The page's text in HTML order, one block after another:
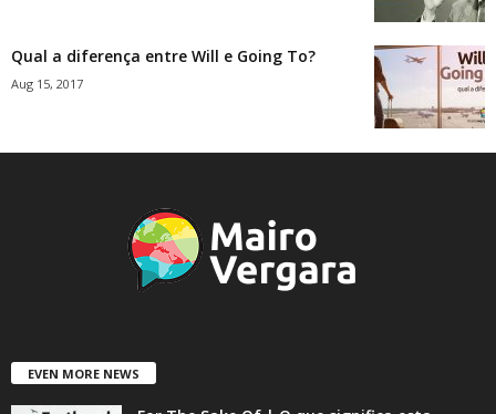
Qual a diferença entre Will e Going To?
Aug 15, 2017
EVEN MORE NEWS